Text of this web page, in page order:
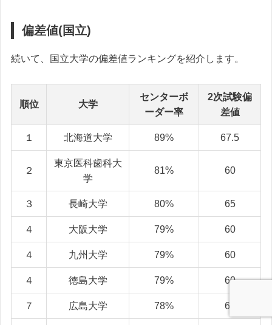
偏差値(国立)
続いて、国立大学の偏差値ランキングを紹介します。
順位 大学
センターボ
ーダー率
2次試験偏
差値
１ 北海道大学 89% 67.5
２
東京医科歯科大
学
81% 60
３ 長崎大学 80% 65
４ 大阪大学 79% 60
４ 九州大学 79% 60
４ 徳島大学 79% 60
７ 広島大学 78% 60